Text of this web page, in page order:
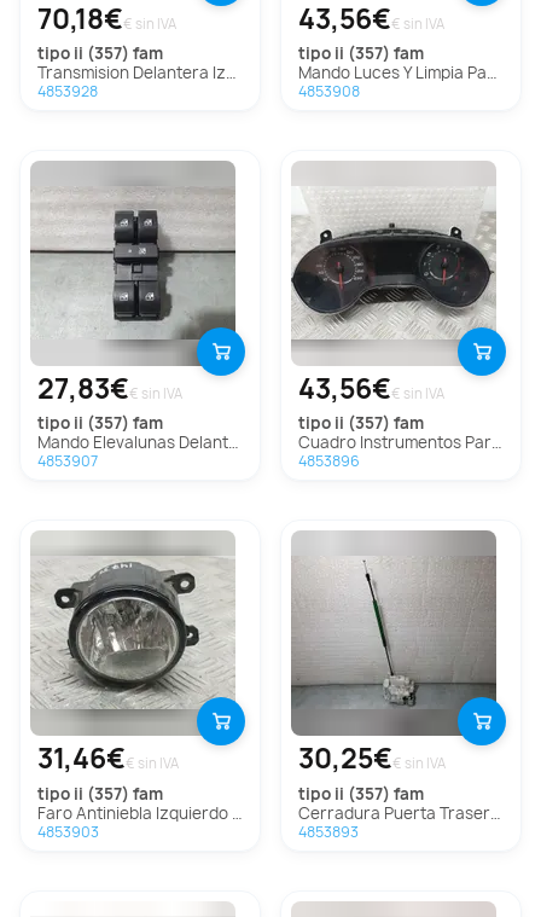
70,18€€ sin IVA
tipo ii (357) fam
Transmision Delantera Izquierda Para Fiat Tipo Ii Fam
4853928
43,56€€ sin IVA
tipo ii (357) fam
Mando Luces Y Limpia Para Fiat Tipo Ii Fam
4853908
27,83€€ sin IVA
tipo ii (357) fam
Mando Elevalunas Delantero Izquierdo Para Fiat Tipo Ii Fam
4853907
43,56€€ sin IVA
tipo ii (357) fam
Cuadro Instrumentos Para Fiat Tipo Ii Fam
4853896
31,46€€ sin IVA
tipo ii (357) fam
Faro Antiniebla Izquierdo Para Fiat Tipo Ii Fam
4853903
30,25€€ sin IVA
tipo ii (357) fam
Cerradura Puerta Trasera Derecha Para Fiat Tipo Ii Fam
4853893